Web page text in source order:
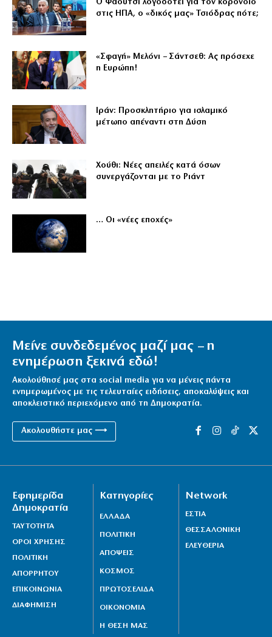
Ο Φάουτσι λογοδοτεί για τον κορονοϊό
στις ΗΠΑ, ο «δικός μας» Τσιόδρας πότε;
«Σφαγή» Μελόνι – Σάντσεθ: Ας πρόσεχε
η Ευρώπη!
Ιράν: Προσκλητήριο για ισλαμικό
μέτωπο απέναντι στη Δύση
Χούθι: Νέες απειλές κατά όσων
συνεργάζονται με το Ριάντ
… Οι «νέες εποχές»
Μείνε συνδεδεμένος μαζί μας – η
ενημέρωση ξεκινά εδώ!
Ακολούθησέ μας στα social media για να μένεις πάντα
ενημερωμένος με τις τελευταίες ειδήσεις, αποκαλύψεις και
αποκλειστικό περιεχόμενο από τη Δημοκρατία.
Ακολουθήστε μας ⟶
Εφημερίδα
Δημοκρατία
ΤΑΥΤΟΤΗΤΑ
ΟΡΟΙ ΧΡΗΣΗΣ
ΠΟΛΙΤΙΚΗ
ΑΠΟΡΡΗΤΟΥ
ΕΠΙΚΟΙΝΩΝΙΑ
ΔΙΑΦΗΜΙΣΗ
Κατηγορίες
ΕΛΛΑΔΑ
ΠΟΛΙΤΙΚΗ
ΑΠΟΨΕΙΣ
ΚΟΣΜΟΣ
ΠΡΩΤΟΣΕΛΙΔΑ
ΟΙΚΟΝΟΜΙΑ
Η ΘΕΣΗ ΜΑΣ
Network
ΕΣΤΙΑ
ΘΕΣΣΑΛΟΝΙΚΗ
ΕΛΕΥΘΕΡΙΑ